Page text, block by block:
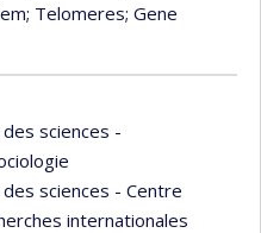
; Telomeres; Gene
sciences -
sciences - Centre
internationales